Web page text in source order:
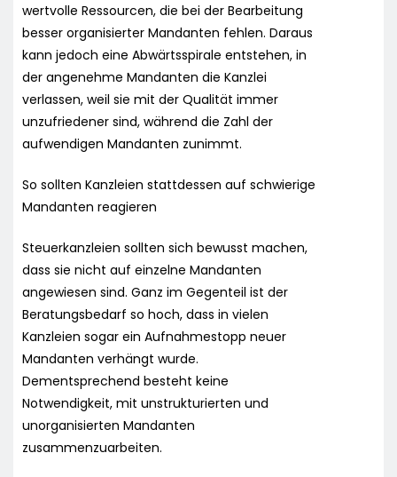
wertvolle Ressourcen, die bei der Bearbeitung
besser organisierter Mandanten fehlen. Daraus
kann jedoch eine Abwärtsspirale entstehen, in
der angenehme Mandanten die Kanzlei
verlassen, weil sie mit der Qualität immer
unzufriedener sind, während die Zahl der
aufwendigen Mandanten zunimmt.
So sollten Kanzleien stattdessen auf schwierige
Mandanten reagieren
Steuerkanzleien sollten sich bewusst machen,
dass sie nicht auf einzelne Mandanten
angewiesen sind. Ganz im Gegenteil ist der
Beratungsbedarf so hoch, dass in vielen
Kanzleien sogar ein Aufnahmestopp neuer
Mandanten verhängt wurde.
Dementsprechend besteht keine
Notwendigkeit, mit unstrukturierten und
unorganisierten Mandanten
zusammenzuarbeiten.